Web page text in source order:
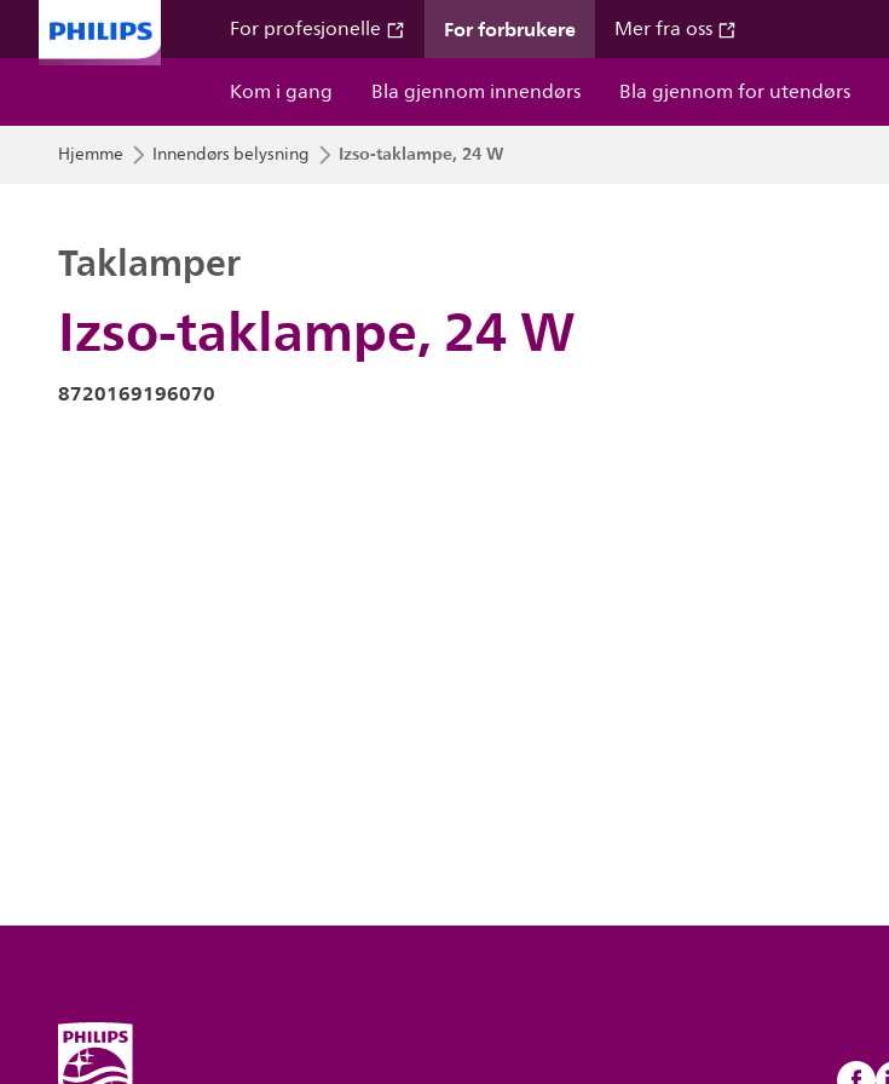
For profesjonelle For forbrukere Mer fra oss
Kom i gang
Bla gjennom innendørs Bla gjennom for utendørs
Hjemme Innendørs belysning Izso-taklampe, 24 W
Izso-taklampe, 24 W
Taklamper
8720169196070